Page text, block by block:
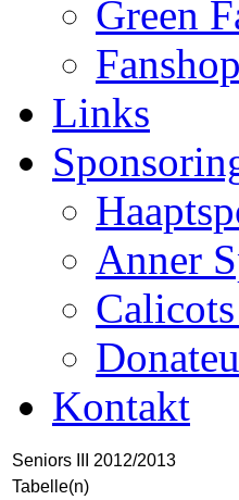
Green
Fanshop
Links
Anner
Kontakt
Seniors III 2012/2013
Tabelle(n)